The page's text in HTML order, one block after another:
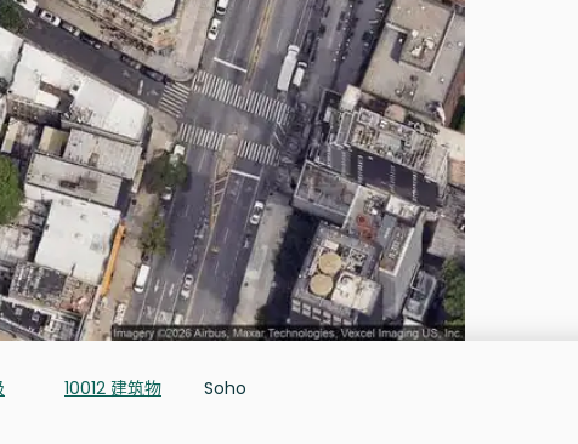
10012 建筑物 Soho